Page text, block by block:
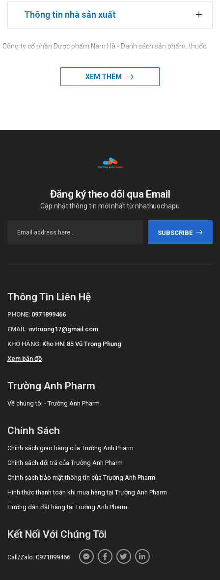
Thông tin nhà sản xuất
Công ty cổ phần Dược phẩm Nam Hà - Danh sách sản phẩm, thuốc,
XEM THÊM
Đăng ký theo dõi qua Email
Cập nhật thông tin mới nhất từ nhathuochapu
SUBSCRIBE
Thông Tin Liên Hệ
PHONE: 0971899466
EMAIL: nvtruong17@gmail.com
KHO HÀNG: Kho HN: 85 Vũ Trọng Phụng
Xem bản đồ
Trường Anh Pharm
Về chúng tôi - Trường Anh Pharm
Chính Sách
Chính sách giao hàng của Trường Anh Pharm
Chính sách đổi trả của Trường Anh Pharm
Chính sách bảo mật thông tin của Trường Anh Pharm
Hình thức thanh toán khi mua hàng tại Trường Anh Pharm
Hướng dẫn đặt hàng tại Trường Anh Pharm
Kết Nối Với Chúng Tôi
Call/Zalo: 0971899466